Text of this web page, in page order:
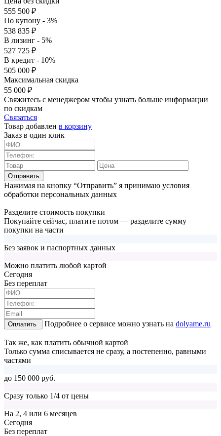
555 500 ₽
По купону - 3%
538 835 ₽
В лизинг - 5%
527 725 ₽
В кредит - 10%
505 000 ₽
Максимальная скидка
55 000 ₽
Свяжитесь с менеджером чтобы узнать больше информации
по скидкам
Связаться
Товар добавлен в корзину
Заказ в один клик
Отправить
Нажимая на кнопку “Отправить” я принимаю условия
обработки персональных данных
Разделите стоимость покупки
Покупайте сейчас, платите потом — разделите сумму
покупки на части
Без заявок и паспортных данных
Можно платить любой картой
Cегодня
Без переплат
Оплатить Подробнее о сервисе можно узнать на dolyame.ru
Так же, как платить обычной картой
Только сумма списывается не сразу, а постепенно, равными
частями
до 150 000 руб.
Сразу только 1/4 от цены
На 2, 4 или 6 месяцев
Cегодня
Без переплат